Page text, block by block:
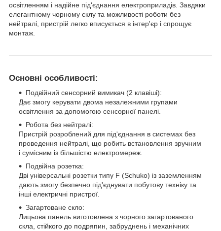
освітленням і надійне під'єднання електроприладів. Завдяки
елегантному чорному склу та можливості роботи без
нейтралі, пристрій легко вписується в інтер'єр і спрощує
монтаж.
Основні особливості:
Подвійний сенсорний вимикач (2 клавіші):
Дає змогу керувати двома незалежними групами
освітлення за допомогою сенсорної панелі.
Робота без нейтралі:
Пристрій розроблений для під'єднання в системах без
проведення нейтралі, що робить встановлення зручним
і сумісним із більшістю електромереж.
Подвійна розетка:
Дві універсальні розетки типу F (Schuko) із заземленням
дають змогу безпечно під'єднувати побутову техніку та
інші електричні пристрої.
Загартоване скло:
Лицьова панель виготовлена з чорного загартованого
скла, стійкого до подряпин, забруднень і механічних